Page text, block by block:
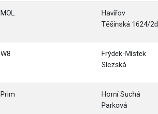
MOL
Havířov
Těšínská 1624/2d
W8
Frýdek-Místek
Slezská
Prim
Horní Suchá
Parková